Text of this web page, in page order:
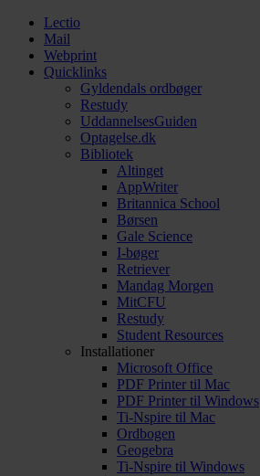
Lectio
Mail
Webprint
Quicklinks
Gyldendals ordbøger
Restudy
UddannelsesGuiden
Optagelse.dk
Bibliotek
Altinget
AppWriter
Britannica School
Børsen
Gale Science
I-bøger
Retriever
Mandag Morgen
MitCFU
Restudy
Student Resources
Installationer
Microsoft Office
PDF Printer til Mac
PDF Printer til Windows
Ti-Nspire til Mac
Ordbogen
Geogebra
Ti-Nspire til Windows